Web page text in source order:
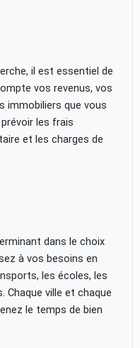
il est essentiel de
vos revenus, vos
immobiliers que vous
les frais
et les charges de
dans le choix
à vos besoins en
les écoles, les
ville et chaque
le temps de bien